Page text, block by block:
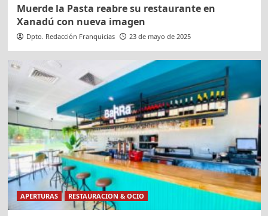
Muerde la Pasta reabre su restaurante en
Xanadú con nueva imagen
Dpto. Redacción Franquicias 23 de mayo de 2025
APERTURAS RESTAURACION & OCIO